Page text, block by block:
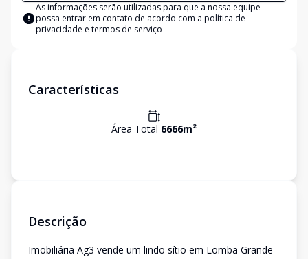
As informações serão utilizadas para que a nossa equipe
possa entrar em contato de acordo com a política de
privacidade e termos de serviço
Características
Área Total 6666m²
Descrição
Imobiliária Ag3 vende um lindo sítio em Lomba Grande